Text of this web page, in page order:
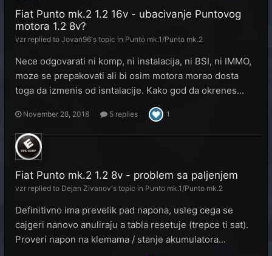
Fiat Punto mk.2 1.2 16v - ubacivanje Puntovog
motora 1.2 8v?
vzr replied to Jovan96's topic in Punto mk.1/Punto mk.2
Nece odgovarati ni komp, ni instalacija, ni BSI, ni IMMO,
moze se prepakovati ali bi osim motora morao dosta
toga da izmenis od isntalacije. Kako god da okrenes...
November 28, 2018 5 replies 1
Fiat Punto mk.2 1.2 8v - problem sa paljenjem
vzr replied to Dejan Zivanov's topic in Punto mk.1/Punto mk.2
Definitivno ima prevelik pad napona, usleg cega se
cajgeri nanovo anuliraju a tabla resetuje (trepce ti sat).
Proveri napon na klemama / stanje akumulatora...